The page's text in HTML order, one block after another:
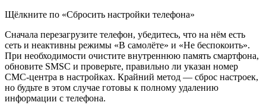
Щёлкните по «Сбросить настройки телефона»
Сначала перезагрузите телефон, убедитесь, что на нём есть
сеть и неактивны режимы «В самолёте» и «Не беспокоить».
При необходимости очистите внутреннюю память смартфона,
обновите SMSC и проверьте, правильно ли указан номер
СМС-центра в настройках. Крайний метод — сброс настроек,
но будьте в этом случае готовы к полному удалению
информации с телефона.